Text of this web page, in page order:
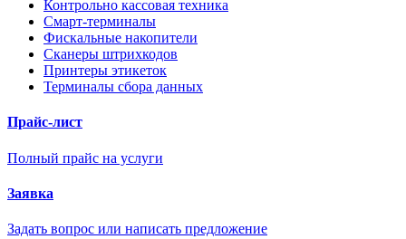
Контрольно кассовая техника
Смарт-терминалы
Фискальные накопители
Сканеры штрихкодов
Принтеры этикеток
Терминалы сбора данных
Прайс-лист
Полный прайс на услуги
Заявка
Задать вопрос или написать предложение